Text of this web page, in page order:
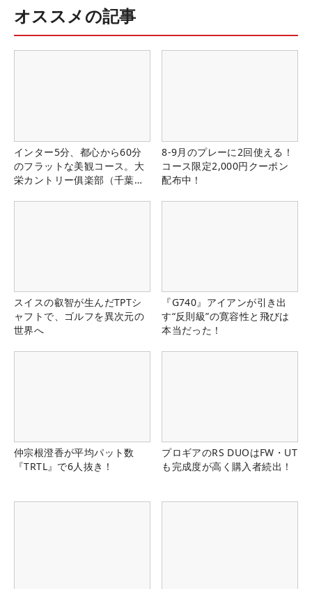
オススメの記事
インター5分、都心から60分
のフラットな美観コース。大
栄カントリー俱楽部（千葉
8-9月のプレーに2回使える！
コース限定2,000円クーポン
配布中！
スイスの叡智が生んだTPTシ
ャフトで、ゴルフを異次元の
世界へ
『G740』アイアンが引き出
す“反則級”の寛容性と飛びは
本当だった！
仲宗根澄香が平均パット数
『TRTL』で6人抜き！
プロギアのRS DUOはFW・UT
も完成度が高く購入者続出！